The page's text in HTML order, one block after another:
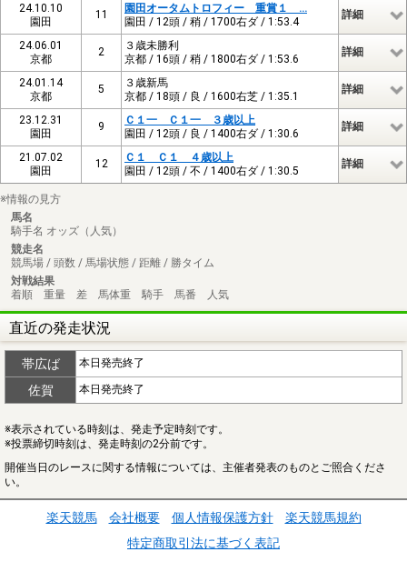
24.10.10
園田
11
園田オータムトロフィー 重賞１ …
園田 / 12頭 / 稍 / 1700右ダ / 1:53.4
詳細
24.06.01
京都
2
３歳未勝利
京都 / 16頭 / 稍 / 1800右ダ / 1:53.6
詳細
24.01.14
京都
5
３歳新馬
京都 / 18頭 / 良 / 1600右芝 / 1:35.1
詳細
23.12.31
園田
9
Ｃ１一 Ｃ１一 ３歳以上
園田 / 12頭 / 良 / 1400右ダ / 1:30.6
詳細
21.07.02
園田
12
Ｃ１ Ｃ１ ４歳以上
園田 / 12頭 / 不 / 1400右ダ / 1:30.5
詳細
※情報の見方
馬名
騎手名 オッズ（人気）
競走名
競馬場 / 頭数 / 馬場状態 / 距離 / 勝タイム
対戦結果
着順 重量 差 馬体重 騎手 馬番 人気
直近の発走状況
帯広ば 本日発売終了
佐賀 本日発売終了
※表示されている時刻は、発走予定時刻です。
※投票締切時刻は、発走時刻の2分前です。
開催当日のレースに関する情報については、主催者発表のものとご照合くださ
い。
楽天競馬 会社概要 個人情報保護方針
楽天競馬規約
特定商取引法に基づく表記